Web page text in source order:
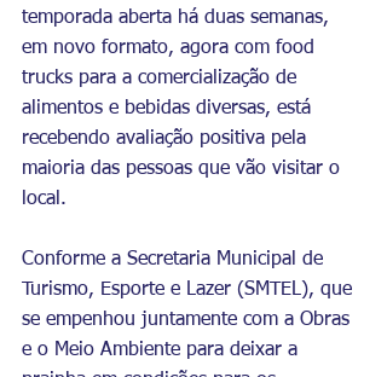
temporada aberta há duas semanas,
em novo formato, agora com food
trucks para a comercialização de
alimentos e bebidas diversas, está
recebendo avaliação positiva pela
maioria das pessoas que vão visitar o
local.
Conforme a Secretaria Municipal de
Turismo, Esporte e Lazer (SMTEL), que
se empenhou juntamente com a Obras
e o Meio Ambiente para deixar a